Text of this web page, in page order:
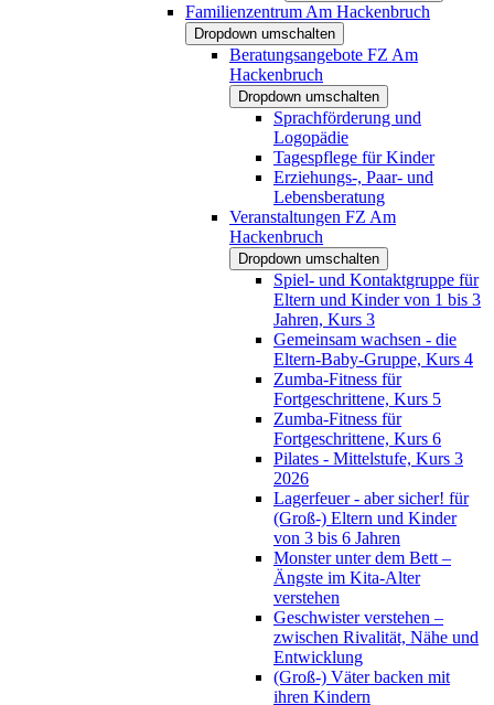
Familienzentrum Am Hackenbruch
Dropdown umschalten
Beratungsangebote FZ Am
Hackenbruch
Dropdown umschalten
Sprachförderung und
Logopädie
Tagespflege für Kinder
Erziehungs-, Paar- und
Lebensberatung
Veranstaltungen FZ Am
Hackenbruch
Dropdown umschalten
Spiel- und Kontaktgruppe für
Eltern und Kinder von 1 bis 3
Jahren, Kurs 3
Gemeinsam wachsen - die
Eltern-Baby-Gruppe, Kurs 4
Zumba-Fitness für
Fortgeschrittene, Kurs 5
Zumba-Fitness für
Fortgeschrittene, Kurs 6
Pilates - Mittelstufe, Kurs 3
2026
Lagerfeuer - aber sicher! für
(Groß-) Eltern und Kinder
von 3 bis 6 Jahren
Monster unter dem Bett –
Ängste im Kita-Alter
verstehen
Geschwister verstehen –
zwischen Rivalität, Nähe und
Entwicklung
(Groß-) Väter backen mit
ihren Kindern